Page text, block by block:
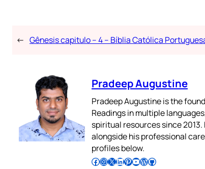
← Gênesis capitulo – 4 – Bíblia Católica
Pradeep Augustine
Pradeep Augustine is the
Readings in multiple
spiritual resources since
alongside his professional
profiles below.
Follow Pradeep on Facebook Follow Pradeep on InstagramFollow Pradeep on X Follow Pradeep on LinkedIn Follow Pradeep on Pinterest Subscribe to Pradeep’s Youtube Channel Follow Pradeep on WordPress Follow Pradeep on GitHub